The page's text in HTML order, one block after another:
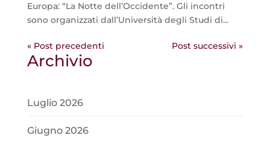
Europa: “La Notte dell’Occidente”. Gli incontri
sono organizzati dall’Università degli Studi di...
« Post precedenti Post successivi »
Archivio
Luglio 2026
Giugno 2026